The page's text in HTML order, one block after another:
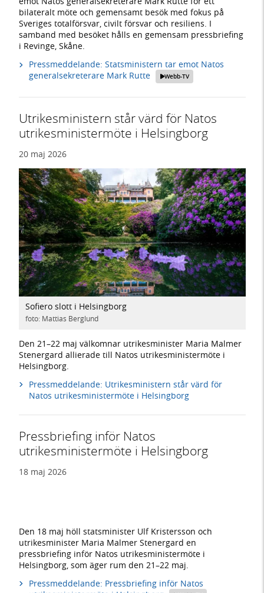
bilateralt möte och gemensamt besök med fokus på
Sveriges totalförsvar, civilt försvar och resiliens. I
samband med besöket hålls en gemensam pressbriefing
i Revinge, Skåne.
Pressmeddelande: Statsministern tar emot Natos
generalsekreterare Mark Rutte
Webb-TV
Utrikesministern står värd för Natos
utrikesministermöte i Helsingborg
20 maj 2026
Sofiero slott i Helsingborg
foto: Mattias Berglund
Den 21–22 maj välkomnar utrikesminister Maria Malmer
Stenergard allierade till Natos utrikesministermöte i
Helsingborg.
Pressmeddelande: Utrikesministern står värd för
Natos utrikesministermöte i Helsingborg
Pressbriefing inför Natos
utrikesministermöte i Helsingborg
18 maj 2026
Den 18 maj höll statsminister Ulf Kristersson och
utrikesminister Maria Malmer Stenergard en
pressbriefing inför Natos utrikesministermöte i
Helsingborg, som äger rum den 21–22 maj.
Pressmeddelande: Pressbriefing inför Natos